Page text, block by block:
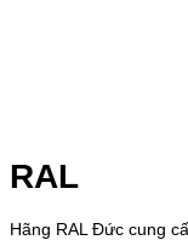
RAL
Hãng RAL Đức cung